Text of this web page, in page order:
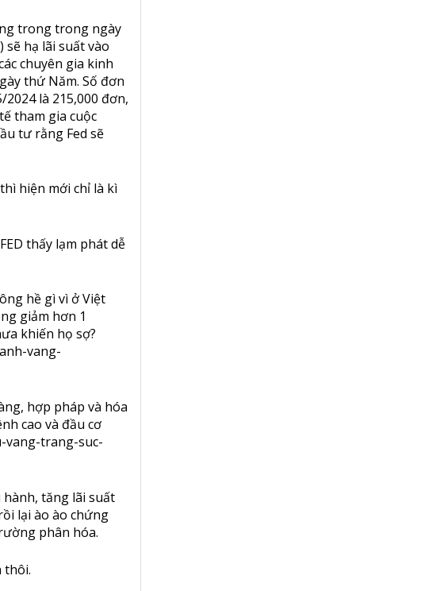
trong trong ngày
hạ lãi suất vào
chuyên gia kinh
thứ Năm. Số đơn
là 215,000 đơn,
tham gia cuộc
tư rằng Fed sẽ
hiện mới chỉ là kì
thấy lạm phát dễ
hề gì vì ở Việt
giảm hơn 1
khiến họ sợ?
vang-
hợp pháp và hóa
cao và đầu cơ
trang-suc-
hành, tăng lãi suất
lại ào ào chứng
phân hóa.
thôi.